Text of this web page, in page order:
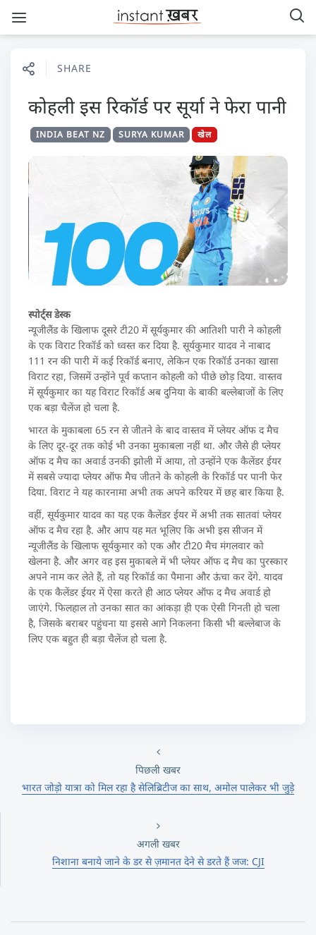
SHARE
कोहली इस रिकॉर्ड पर सूर्या ने फेरा पानी
INDIA BEAT NZ SURYA KUMAR खेल
स्पोर्ट्स डेस्क
न्यूजीलैंड के खिलाफ दूसरे टी20 में सूर्यकुमार की आतिशी पारी ने कोहली
के एक विराट रिकॉर्ड को ध्वस्त कर दिया है. सूर्यकुमार यादव ने नाबाद
111 रन की पारी में कई रिकॉर्ड बनाए, लेकिन एक रिकॉर्ड उनका खासा
विराट रहा, जिसमें उन्होंने पूर्व कप्तान कोहली को पीछे छोड़ दिया. वास्तव
में सूर्यकुमार का यह विराट रिकॉर्ड अब दुनिया के बाकी बल्लेबाजों के लिए
एक बड़ा चैलेंज हो चला है.
भारत के मुकाबला 65 रन से जीतने के बाद वास्तव में प्लेयर ऑफ द मैच
के लिए दूर-दूर तक कोई भी उनका मुकाबला नहीं था. और जैसे ही प्लेयर
ऑफ द मैच का अवार्ड उनकी झोली में आया, तो उन्होंने एक कैलेंडर ईयर
में सबसे ज्यादा प्लेयर ऑफ मैच जीतने के कोहली के रिकॉर्ड पर पानी फेर
दिया. विराट ने यह कारनामा अभी तक अपने करियर में छह बार किया है.
वहीं, सूर्यकुमार यादव का यह एक कैलेंडर ईयर में अभी तक सातवां प्लेयर
ऑफ द मैच रहा है. और आप यह मत भूलिए कि अभी इस सीजन में
न्यूजीलैंड के खिलाफ सूर्यकुमार को एक और टी20 मैच मंगलवार को
खेलना है. और अगर वह इस मुकाबले में भी प्लेयर ऑफ द मैच का पुरस्कार
अपने नाम कर लेते हैं, तो यह रिकॉर्ड का पैमाना और ऊंचा कर देंगे. यादव
के एक कैलेंडर ईयर में ऐसा करते ही आठ प्लेयर ऑफ द मैच अवार्ड हो
जाएंगे. फिलहाल तो उनका सात का आंकड़ा ही एक ऐसी गिनती हो चला
है, जिसके बराबर पहुंचना या इससे आगे निकलना किसी भी बल्लेबाज के
लिए एक बहुत ही बड़ा चैलेंज हो चला है.
पिछली खबर
भारत जोड़ो यात्रा को मिल रहा है सेलिब्रिटीज का साथ, अमोल पालेकर भी जुड़े
अगली खबर
निशाना बनाये जाने के डर से ज़मानत देने से डरते हैं जज: CJI